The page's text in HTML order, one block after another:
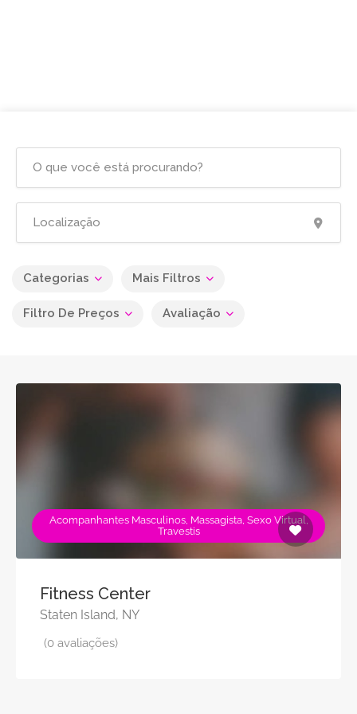
Categorias Mais Filtros
Filtro De Preços Avaliação
Acompanhantes Masculinos, Massagista, Sexo Virtual,
Travestis
Fitness Center
Staten Island, NY
(0 avaliações)